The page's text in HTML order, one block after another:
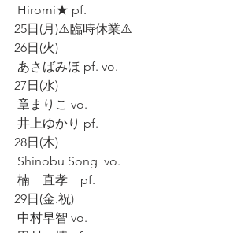
Hiromi★ pf.
25日(月)⚠️臨時休業⚠️
26日(火)
あさばみほ pf. vo.
27日(水)
章まりこ vo.
井上ゆかり pf.
28日(木)
Shinobu Song  vo.
楠　直孝　pf.
29日(金.祝)
中村早智 vo.